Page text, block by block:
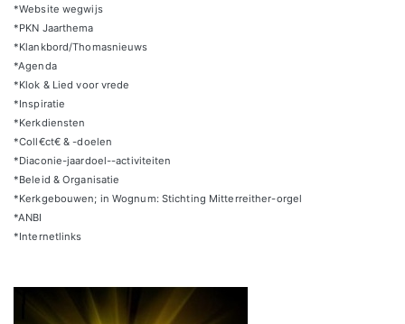
*Website wegwijs
*PKN Jaarthema
*Klankbord/Thomasnieuws
*Agenda
*Klok & Lied voor vrede
*Inspiratie
*Kerkdiensten
*Coll€ct€ & -doelen
*Diaconie-jaardoel--activiteiten
*Beleid & Organisatie
*Kerkgebouwen; in Wognum: Stichting Mitterreither-orgel
*ANBI
*Internetlinks